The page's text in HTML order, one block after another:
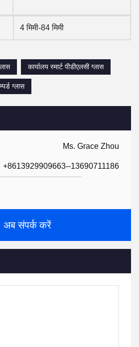
Ms. Grace Zhou
+8613929909663--13690711186
अब संपर्क करें
4 मिमी-84 मिमी
कार्यालय स्मार्ट पीडीएलसी ग्लास
ग्लास